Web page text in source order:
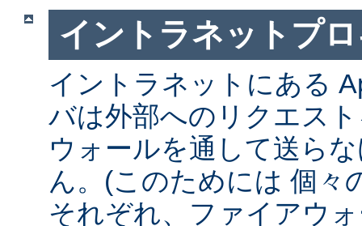
イントラネットプ
イントラネットにある
バは外部へのリクエス
ウォールを通して送ら
ん。(このためには 個々
それぞれ、ファイアウ